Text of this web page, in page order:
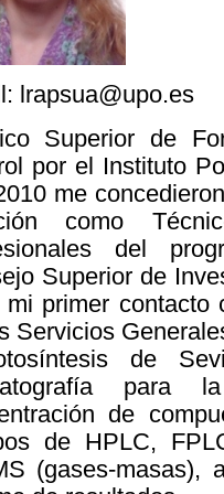
lrapsua@upo.es
Superior de
por el Instituto
me
como
del
Superior de
mi primer contacto
Servicios
de
para
de
de HPLC,
(gases-masas),